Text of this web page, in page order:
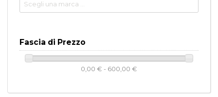
Fascia di Prezzo
0,00 € - 600,00 €